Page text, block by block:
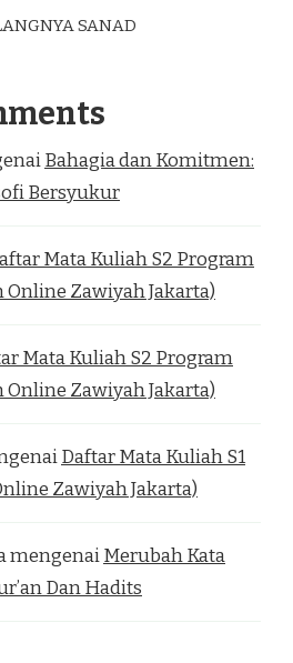
SANAD
Bahagia dan Komitmen:
Bersyukur
Mata Kuliah S2 Program
Zawiyah Jakarta)
Mata Kuliah S2 Program
Zawiyah Jakarta)
Daftar Mata Kuliah S1
Zawiyah Jakarta)
mengenaiMerubah Kata
Dan Hadits